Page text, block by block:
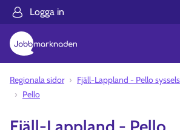
Logga in
Regionala sidor
Fjäll-Lappland - Pello
Pello